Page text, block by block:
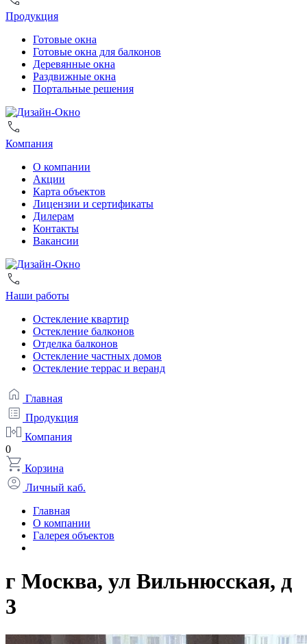
Продукция
Готовые окна
Готовые окна для балконов
Деревянные окна
Раздвижные окна
Портальные решения
Компания
О компании
Акции
Карта объектов
Лицензии и сертификаты
Дилерам
Контакты
Вакансии
Наши работы
Остекление квартир
Остекление балконов
Отделка балконов
Остекление частных домов
Остекление террас и веранд
Главная
Продукция
Компания
0
Корзина
Личный каб.
Главная
О компании
Галерея объектов
г Москва, ул Вильнюсская, д
3